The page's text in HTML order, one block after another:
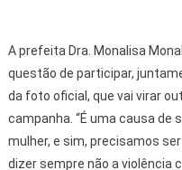
A prefeita Dra. Monalisa
questão de participar,
da foto oficial, que vai virar
campanha. “É uma causa de
mulher, e sim, precisamos
dizer sempre não a violência